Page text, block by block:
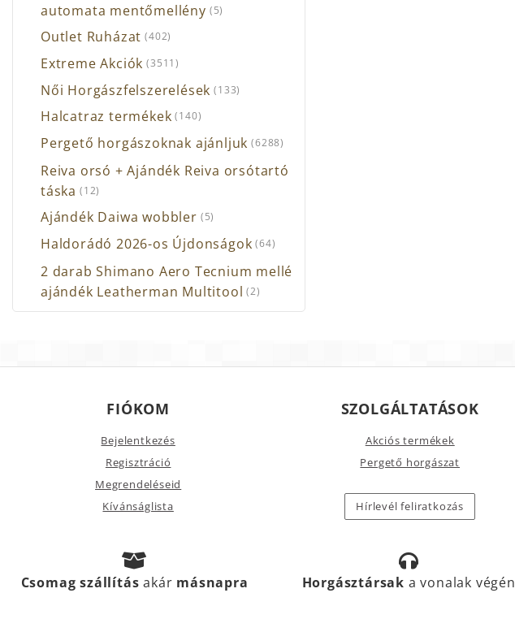
automata mentőmellény (5)
Outlet Ruházat (402)
Extreme Akciók (3511)
Női Horgászfelszerelések (133)
Halcatraz termékek (140)
Pergető horgászoknak ajánljuk (6288)
Reiva orsó + Ajándék Reiva orsótartó
táska (12)
Ajándék Daiwa wobbler (5)
Haldorádó 2026-os Újdonságok (64)
2 darab Shimano Aero Tecnium mellé
ajándék Leatherman Multitool (2)
FIÓKOM
Bejelentkezés
Regisztráció
Megrendeléseid
Kívánságlista
SZOLGÁLTATÁSOK
Akciós termékek
Pergető horgászat
Hírlevél feliratkozás
Csomag szállításakár másnapra Horgásztársak a vonalak végén